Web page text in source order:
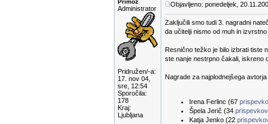
Primož
Administrator
Pridružen/-a:
17. nov 04,
sre, 12:54
Sporočila:
178
Kraj:
Ljubljana
Objavljeno: ponedeljek,
Zaključili smo tudi 3. nagradni
da učitelji nismo od muh in
Resnično težko je bilo izbrati tiste
ste nanje nestrpno čakali, iskreno
Nagrade za najplodnejšega
Irena Ferlinc (67
Špela Jerič (34 prispevkov
Katja Jenko (22